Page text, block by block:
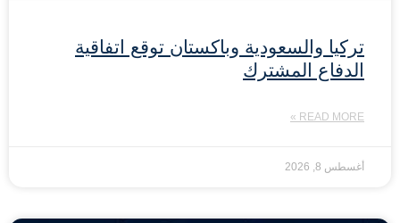
تركيا والسعودية وباكستان توقع اتفاقية
الدفاع المشترك
READ MORE »
أغسطس 8, 2026